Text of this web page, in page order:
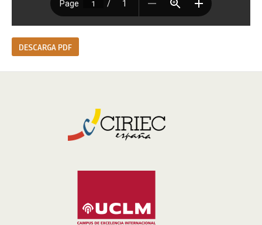
DESCARGA PDF